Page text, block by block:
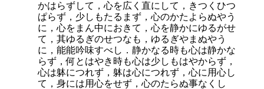
かはらずして，心を広く直にして，きつくひつ
ぱらず，少しもたるまず，心のかたよらぬやう
に，心をまん中におきて，心を静かにゆるがせ
て，其ゆるぎのせつなも，ゆるぎやまぬやう
に，能能吟味すべし．静かなる時も心は静かな
らず，何とはやき時も心は少しもはやからず，
心は躰につれず，躰は心につれず，心に用心し
て，身には用心をせず，心のたらぬ事なくし